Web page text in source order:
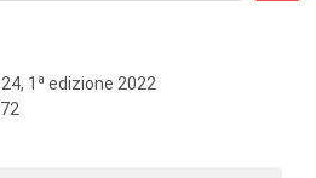
1 a edizione 2022